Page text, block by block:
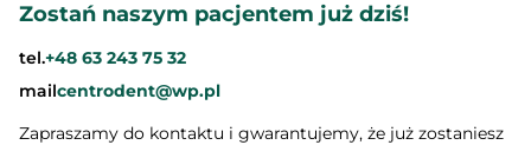
Zostań naszym pacjentem już dziś!
tel.+48 63 243 75 32
mailcentrodent@wp.pl
Zapraszamy do kontaktu i gwarantujemy, że już zostaniesz